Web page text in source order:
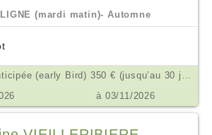
(mardi matin)- Automne
Prix: Inscription anticipée (early Bird) 350 € (jusqu’au 30 juin) // Réduit 380 € // Public 450 € €
à 03/11/2026